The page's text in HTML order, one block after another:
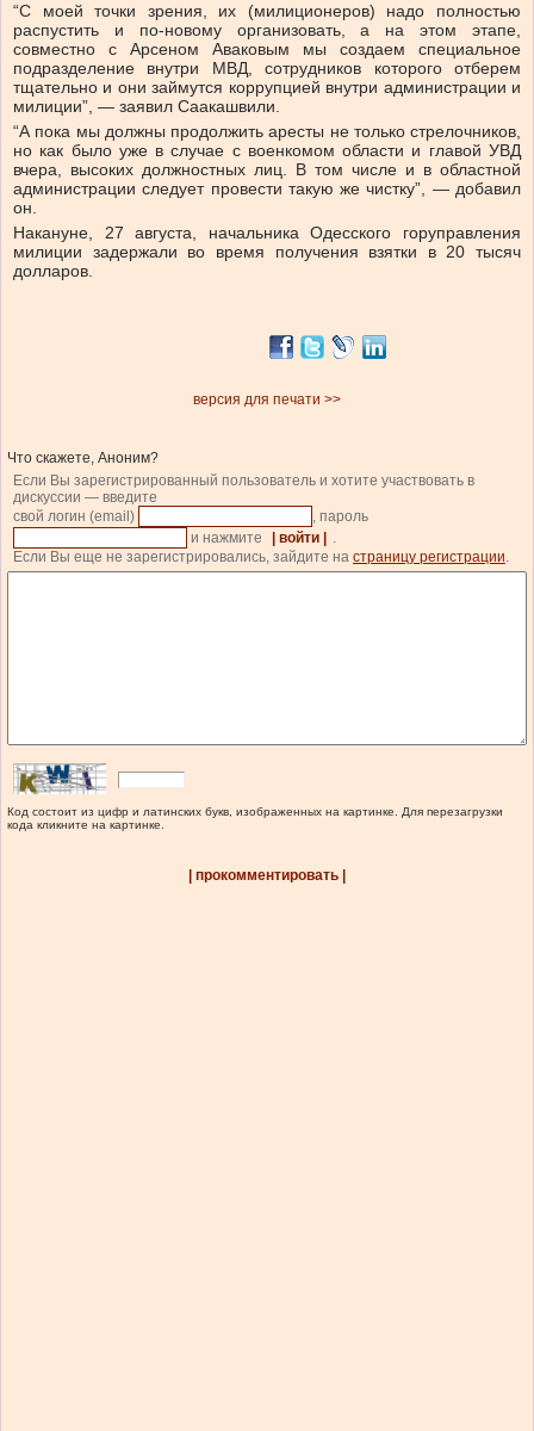
“С моей точки зрения, их (милиционеров) надо полностью
распустить и по-новому организовать, а на этом этапе,
совместно с Арсеном Аваковым мы создаем специальное
подразделение внутри МВД, сотрудников которого отберем
тщательно и они займутся коррупцией внутри администрации и
милиции”, — заявил Саакашвили.
“А пока мы должны продолжить аресты не только стрелочников,
но как было уже в случае с военкомом области и главой УВД
вчера, высоких должностных лиц. В том числе и в областной
администрации следует провести такую же чистку”, — добавил
он.
Накануне, 27 августа, начальника Одесского горуправления
милиции задержали во время получения взятки в 20 тысяч
долларов.
версия для печати >>
Что скажете, Аноним?
Если Вы зарегистрированный пользователь и хотите участвовать в
дискуссии — введите
свой логин (email)
, пароль
и нажмите
| войти |
.
Если Вы еще не зарегистрировались, зайдите на страницу регистрации.
Код состоит из цифр и латинских букв, изображенных на картинке. Для перезагрузки
кода кликните на картинке.
| прокомментировать |